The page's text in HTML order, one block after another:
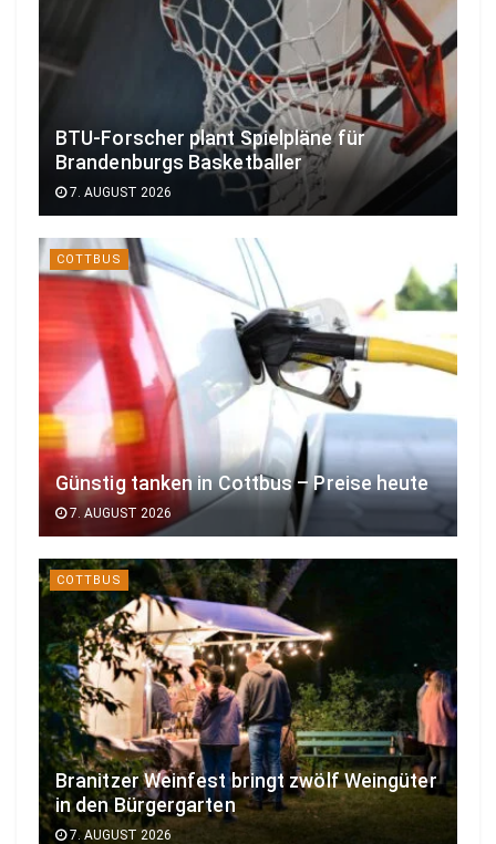
BTU-Forscher plant Spielpläne für
Brandenburgs Basketballer
7. AUGUST 2026
COTTBUS
Günstig tanken in Cottbus – Preise heute
7. AUGUST 2026
COTTBUS
Branitzer Weinfest bringt zwölf Weingüter
in den Bürgergarten
7. AUGUST 2026